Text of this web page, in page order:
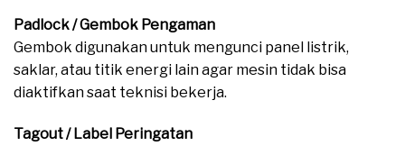
Padlock / Gembok Pengaman
Gembok digunakan untuk mengunci panel listrik,
saklar, atau titik energi lain agar mesin tidak bisa
diaktifkan saat teknisi bekerja.
Tagout / Label Peringatan